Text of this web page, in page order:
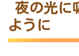
夜の光に
ように